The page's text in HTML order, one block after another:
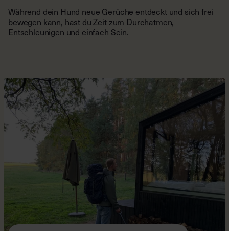
Während dein Hund neue Gerüche entdeckt und sich frei
bewegen kann, hast du Zeit zum Durchatmen,
Entschleunigen und einfach Sein.